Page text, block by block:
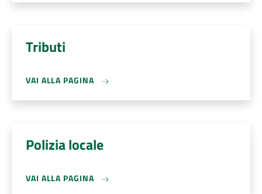
Tributi
VAI ALLA PAGINA
Polizia locale
VAI ALLA PAGINA